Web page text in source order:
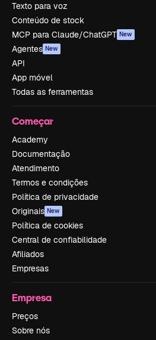
Texto para voz
Conteúdo de stock
MCP para Claude/ChatGPT New
Agentes New
API
App móvel
Todas as ferramentas
Começar
Academy
Documentação
Atendimento
Termos e condições
Política de privacidade
Originais New
Política de cookies
Central de confiabilidade
Afiliados
Empresas
Empresa
Preços
Sobre nós